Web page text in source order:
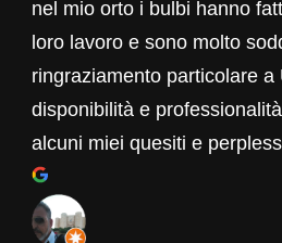
nel mio orto i bulbi hanno
loro lavoro e sono molto
ringraziamento particolare
disponibilità e
alcuni miei quesiti e